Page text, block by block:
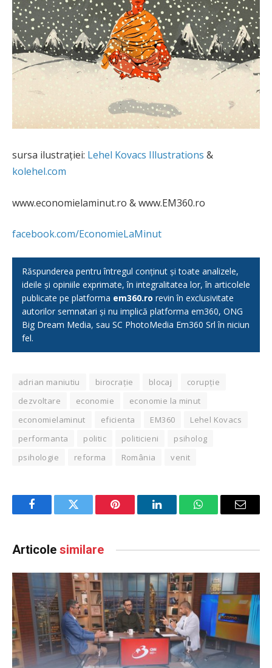
sursa ilustrației: Lehel Kovacs Illustrations &
kolehel.com
www.economielaminut.ro & www.EM360.ro
facebook.com/EconomieLaMinut
Răspunderea pentru întregul conținut și toate analizele,
ideile și opiniile exprimate, în integralitatea lor, în articolele
publicate pe platforma em360.ro revin în exclusivitate
autorilor semnatari și nu implică platforma em360, ONG
Big Dream Media, sau SC PhotoMedia Em360 Srl în niciun
fel.
adrian maniutiu birocrație blocaj
corupție
dezvoltare
economie
economie la minut
economielaminut
eficienta EM360
Lehel Kovacs
performanta
politic politicieni
psiholog
psihologie
reforma România venit
FacebookTwitter Pinterest LinkedInWhatsAppEmail
Articole similare